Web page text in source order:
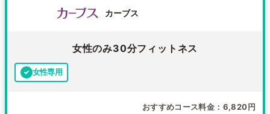
カーブス
女性のみ30分フィットネス
女性専用
おすすめコース料金 6,820円